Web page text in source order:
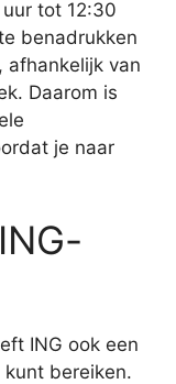
tot 12:30
benadrukken
afhankelijk van
Daarom is
je naar
ING ook een
bereiken.